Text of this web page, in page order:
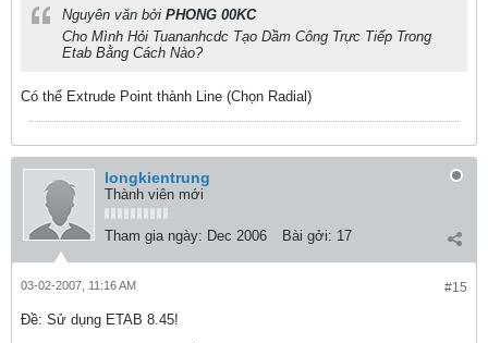
Nguyên văn bởi PHONG 00KC
Cho Mình Hỏi Tuananhcdc Tạo Dầm Công Trực Tiếp Trong
Etab Bằng Cách Nào?
Có thể Extrude Point thành Line (Chọn Radial)
longkientrung
Thành viên mới
Tham gia ngày: Dec 2006 Bài gởi: 17
#15
03-02-2007, 11:16 AM
Ðề: Sử dụng ETAB 8.45!